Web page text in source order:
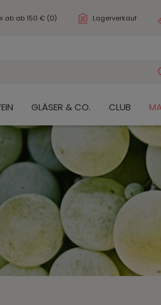
ab ab 150 € (D) Lagerverkauf
GLÄSER & CO. CLUB